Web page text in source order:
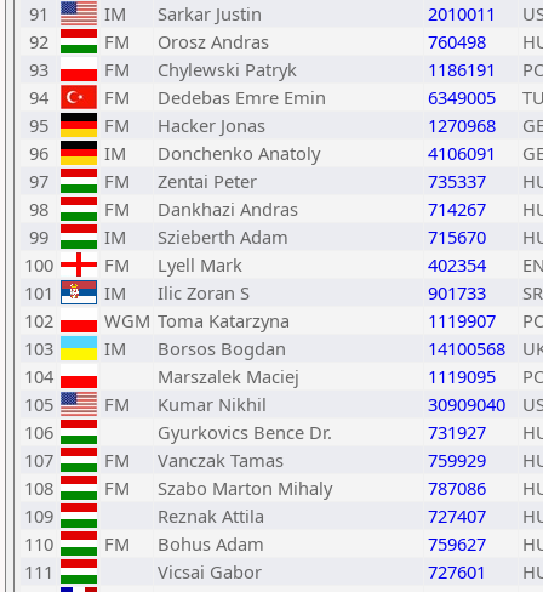
91
IM Sarkar Justin 2010011
92
FM Orosz Andras 760498
93
FM Chylewski Patryk 1186191
94
FM Dedebas Emre Emin 6349005
95
FM Hacker Jonas 1270968
96
IM Donchenko Anatoly 4106091
97
FM Zentai Peter 735337
98
FM Dankhazi Andras 714267
99
IM Szieberth Adam 715670
100
FM Lyell Mark 402354
101
IM Ilic Zoran S 901733
102
WGM Toma Katarzyna 1119907
103
IM Borsos Bogdan 14100568
104
Marszalek Maciej 1119095
105
FM Kumar Nikhil 30909040
106
Gyurkovics Bence Dr. 731927
107
FM Vanczak Tamas 759929
108
FM Szabo Marton Mihaly 787086
109
Reznak Attila 727407
110
FM Bohus Adam 759627
111
Vicsai Gabor 727601